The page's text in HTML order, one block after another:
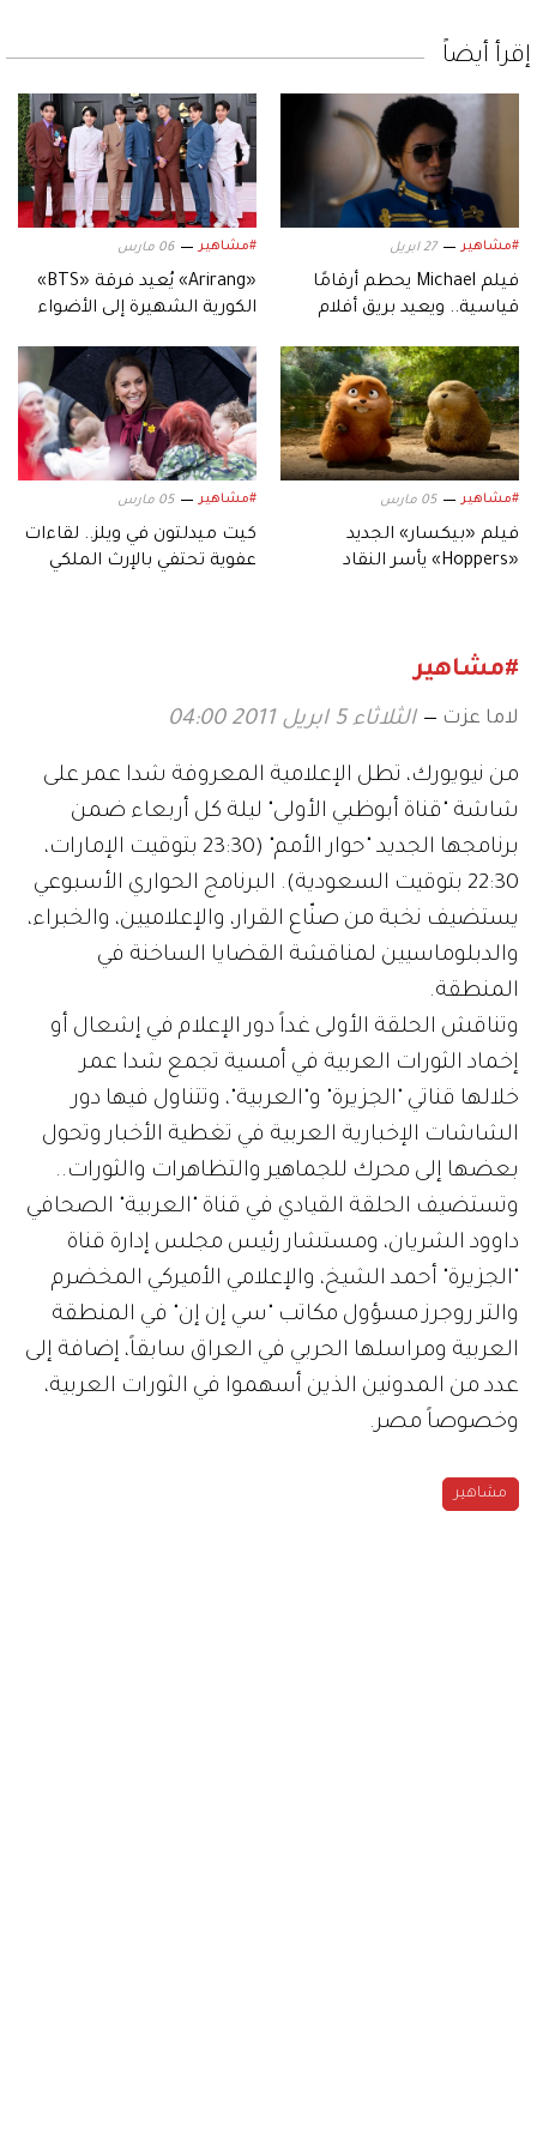
إقرأ أيضاً
#مشاهير 27 ابريل
فيلم Michael يحطم أرقامًا
قياسية.. ويعيد بريق أفلام
#مشاهير 06 مارس
«Arirang» يُعيد فرقة «BTS»
الكورية الشهيرة إلى الأضواء
#مشاهير 05 مارس
فيلم «بيكسار» الجديد
«Hoppers» يأسر النقاد
#مشاهير 05 مارس
كيت ميدلتون في ويلز.. لقاءات
عفوية تحتفي بالإرث الملكي
#مشاهير
لاما عزت الثلاثاء 5 ابريل 2011 04:00
من نيويورك، تطل الإعلامية المعروفة شدا عمر على
شاشة "قناة أبوظبي الأولى" ليلة كل أربعاء ضمن
برنامجها الجديد "حوار الأمم" (23:30 بتوقيت الإمارات،
22:30 بتوقيت السعودية). البرنامج الحواري الأسبوعي
يستضيف نخبة من صنّاع القرار، والإعلاميين، والخبراء،
والدبلوماسيين لمناقشة القضايا الساخنة في
المنطقة.
وتناقش الحلقة الأولى غداً دور الإعلام في إشعال أو
إخماد الثورات العربية في أمسية تجمع شدا عمر
خلالها قناتي "الجزيرة" و"العربية"، وتتناول فيها دور
الشاشات الإخبارية العربية في تغطية الأخبار وتحول
بعضها إلى محرك للجماهير والتظاهرات والثورات..
وتستضيف الحلقة القيادي في قناة "العربية" الصحافي
داوود الشريان، ومستشار رئيس مجلس إدارة قناة
"الجزيرة" أحمد الشيخ، والإعلامي الأميركي المخضرم
والتر روجرز مسؤول مكاتب "سي إن إن" في المنطقة
العربية ومراسلها الحربي في العراق سابقاً، إضافة إلى
عدد من المدونين الذين أسهموا في الثورات العربية،
وخصوصاً مصر.
مشاهير